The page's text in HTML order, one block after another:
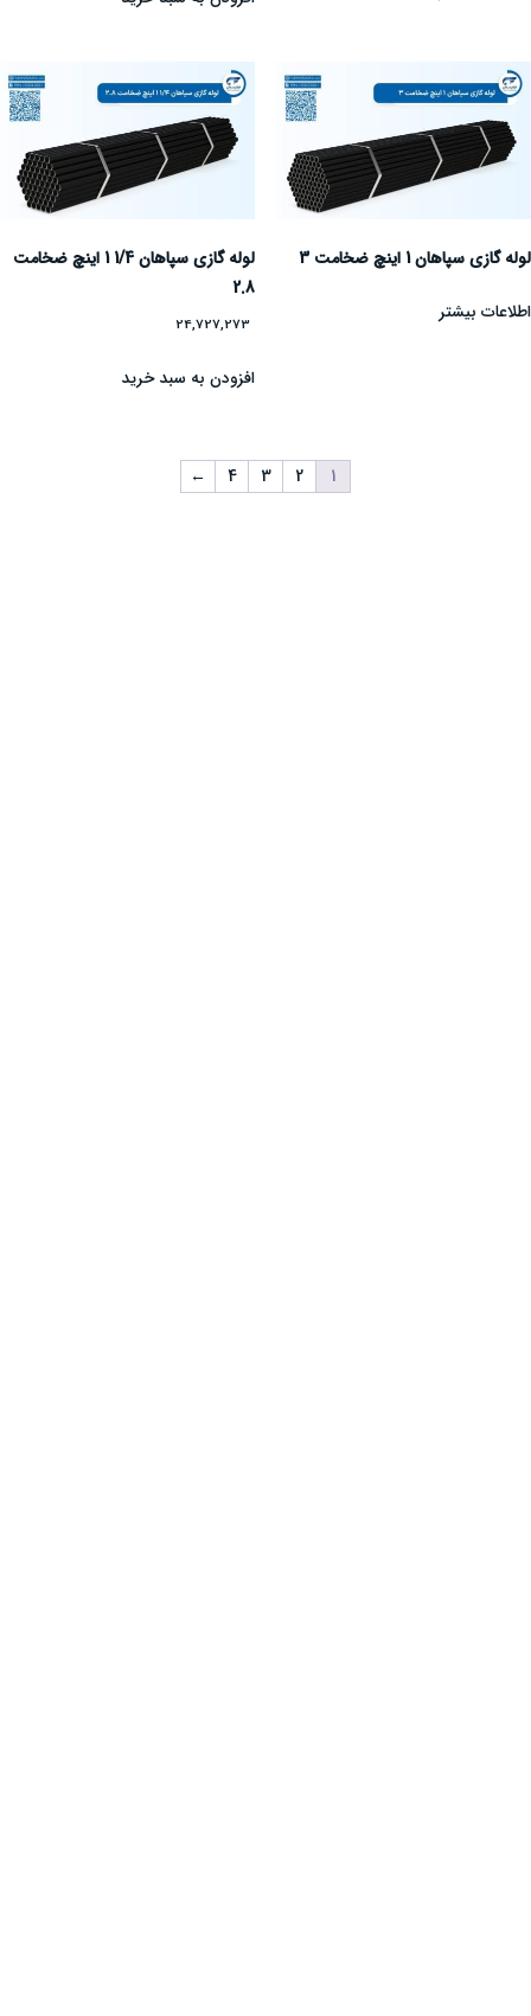
لوله گازی سپاهان 1 اینچ ضخامت 3
اطلاعات بیشتر
لوله گازی سپاهان 1/4 1 اینچ ضخامت
2.8
24,727,273
افزودن به سبد خرید
1
2
3
4
←